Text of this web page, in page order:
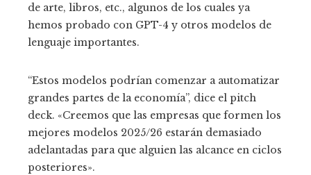
de arte, libros, etc., algunos de los cuales ya
hemos probado con GPT-4 y otros modelos de
lenguaje importantes.
“Estos modelos podrían comenzar a automatizar
grandes partes de la economía”, dice el pitch
deck. «Creemos que las empresas que formen los
mejores modelos 2025/26 estarán demasiado
adelantadas para que alguien las alcance en ciclos
posteriores».